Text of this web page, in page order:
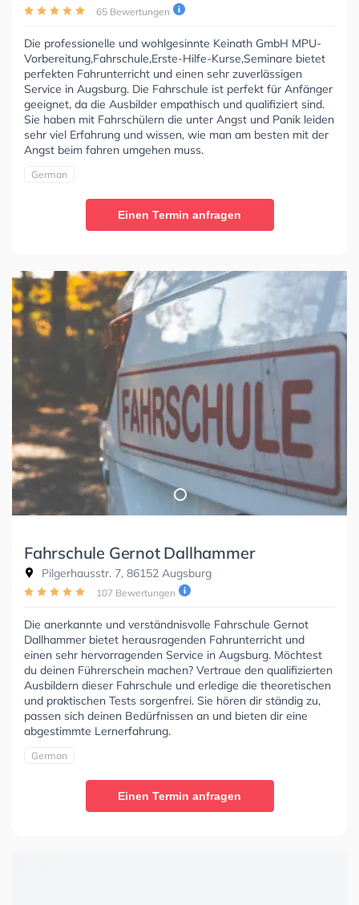
65 Bewertungen
Die professionelle und wohlgesinnte Keinath GmbH MPU-
Vorbereitung,Fahrschule,Erste-Hilfe-Kurse,Seminare bietet
perfekten Fahrunterricht und einen sehr zuverlässigen
Service in Augsburg. Die Fahrschule ist perfekt für Anfänger
geeignet, da die Ausbilder empathisch und qualifiziert sind.
Sie haben mit Fahrschülern die unter Angst und Panik leiden
sehr viel Erfahrung und wissen, wie man am besten mit der
Angst beim fahren umgehen muss.
German
Einen Termin anfragen
Fahrschule Gernot Dallhammer
Pilgerhausstr. 7, 86152 Augsburg
107 Bewertungen
Die anerkannte und verständnisvolle Fahrschule Gernot
Dallhammer bietet herausragenden Fahrunterricht und
einen sehr hervorragenden Service in Augsburg. Möchtest
du deinen Führerschein machen? Vertraue den qualifizierten
Ausbildern dieser Fahrschule und erledige die theoretischen
und praktischen Tests sorgenfrei. Sie hören dir ständig zu,
passen sich deinen Bedürfnissen an und bieten dir eine
abgestimmte Lernerfahrung.
German
Einen Termin anfragen